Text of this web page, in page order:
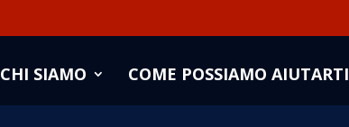
CHI SIAMO COME POSSIAMO AIUTARTI